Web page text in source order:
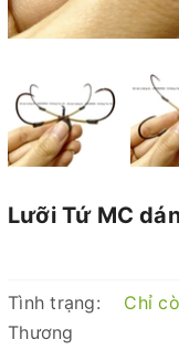
Lưỡi Tứ MC
Tình trạng:
Chỉ
Thương